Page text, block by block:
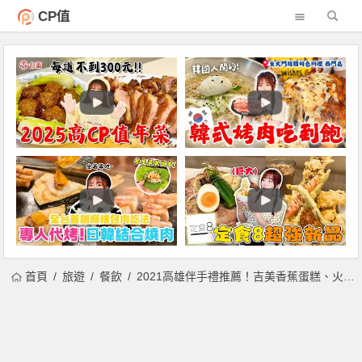
CP值
首頁 旅遊 餐飲 2021高雄伴手禮推薦！吉美香蕉蛋糕、火星糖、不二緻果、方師傅羅宋麵包伴手禮首選！